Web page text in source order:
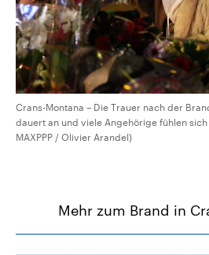
Crans-Montana – Die Trauer nach der
dauert an und viele Angehörige fühlen
MAXPPP / Olivier Arandel)
Mehr zum Brand in